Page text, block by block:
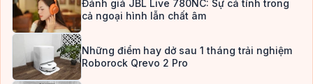
Đánh giá JBL Live 780NC: Sự cá tính trong
cả ngoại hình lẫn chất âm
Những điểm hay dở sau 1 tháng trải nghiệm
Roborock Qrevo 2 Pro